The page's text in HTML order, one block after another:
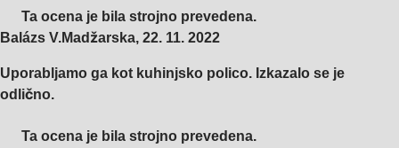
Ta ocena je bila strojno prevedena.
Balázs V.Madžarska, 22. 11. 2022
Uporabljamo ga kot kuhinjsko polico. Izkazalo se je
odlično.
Ta ocena je bila strojno prevedena.